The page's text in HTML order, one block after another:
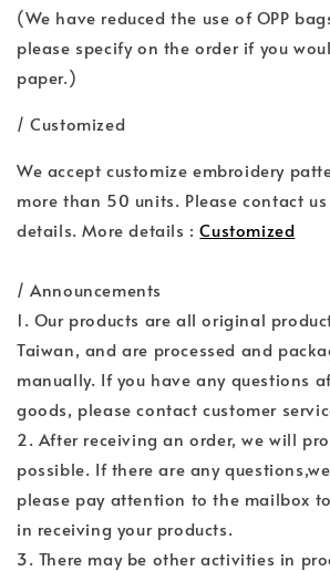
(We have reduced the use of OPP
please specify on the order if you
paper.)
/ Customized
We accept customize embroidery
more than 50 units. Please contact
details. More details :Customized
/ Announcements
1. Our products are all original
Taiwan, and are processed and
manually. If you have any questions
goods, please contact customer
2. After receiving an order, we will
possible. If there are any
please pay attention to the mailbox
in receiving your products.
3. There may be other activities in